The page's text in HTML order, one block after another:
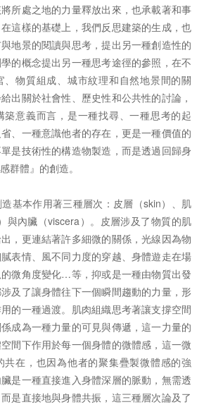
所處之地的力量釋放出來，也承載著和事
這樣的基礎上，我們反思建築的生成，也
地景的閱讀與思考，提出另一種創造性的
的概念提出另一種思考途徑的參照，在不
、物質組成、城市紋理和自然地景間的關
出關於社會性、歷史性和公共性的討論，
築意義而言，是一種找尋、一種思考的起
、一種意識他者的存在，更是一種價值的
是技術性的構造物製造，而是透過回歸身
群體』的創造。
基本作用著三種層次：皮層（skin）、肌
與內臟（viscera）。皮層涉及了物質的肌
，更連結著許多細微的關係，光線因為物
表情、風不同力度的穿越、身體遊走在場
微角度變化…等，抑或是一種由物質出發
及了讓身體往下一個瞬間趨動的力量，形
的一種過渡。肌肉組織思考著讓支撐空間
成為一種力量的可見與傳遞，這一力量的
間下作用於每一個身體的微體感，這一微
共在，也因為他者的聚集疊製微體感的強
是一種直接進入身體深層的脈動，無需透
是直接地與身體共振，這三種層次論及了